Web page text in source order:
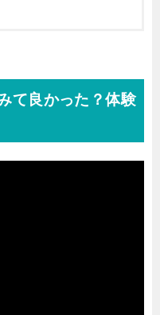
て良かった？体験